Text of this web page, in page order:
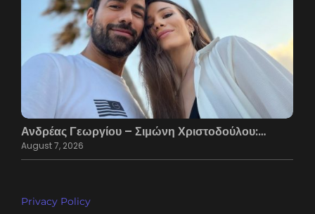
Ανδρέας Γεωργίου – Σιμώνη Χριστοδούλου:…
August 7, 2026
Privacy Policy